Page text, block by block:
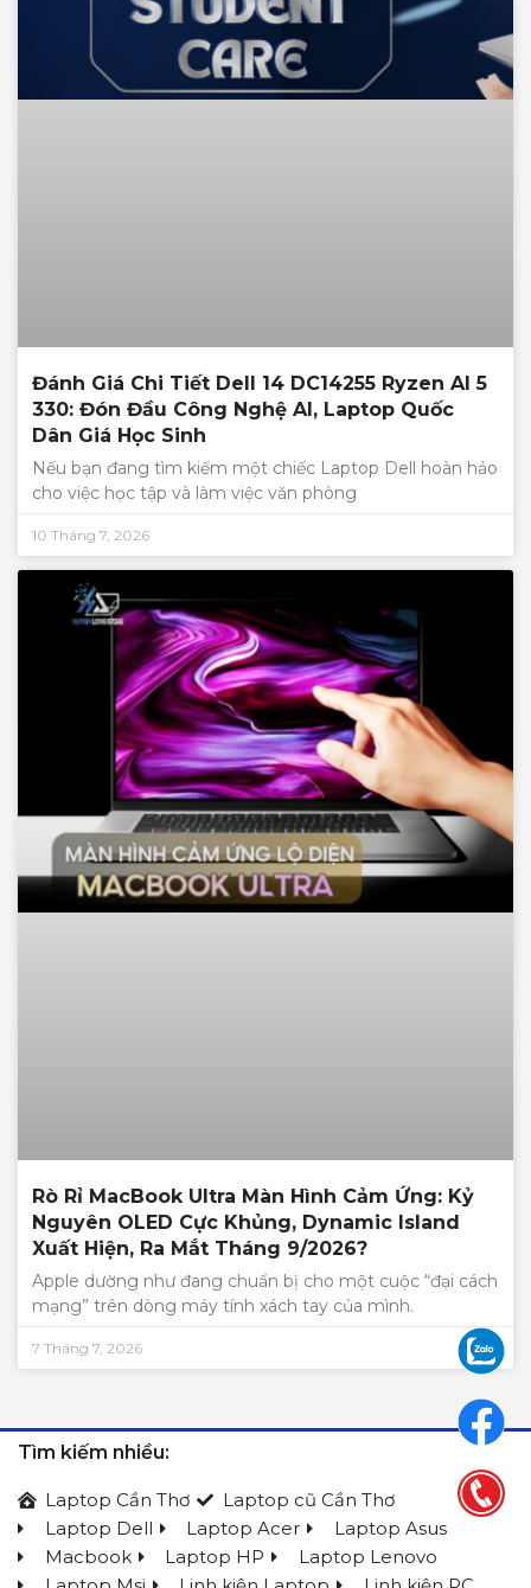
Đánh Giá Chi Tiết Dell 14 DC14255 Ryzen AI 5
330: Đón Đầu Công Nghệ AI, Laptop Quốc
Dân Giá Học Sinh
Nếu bạn đang tìm kiếm một chiếc Laptop Dell hoàn hảo
cho việc học tập và làm việc văn phòng
10 Tháng 7, 2026
Rò Rỉ MacBook Ultra Màn Hình Cảm Ứng: Kỷ
Nguyên OLED Cực Khủng, Dynamic Island
Xuất Hiện, Ra Mắt Tháng 9/2026?
Apple dường như đang chuẩn bị cho một cuộc “đại cách
mạng” trên dòng máy tính xách tay của mình.
7 Tháng 7, 2026
Tìm kiếm nhiều:
Laptop Cần Thơ
Laptop cũ Cần Thơ
Laptop Dell
Laptop Acer
Laptop Asus
Macbook
Laptop HP
Laptop Lenovo